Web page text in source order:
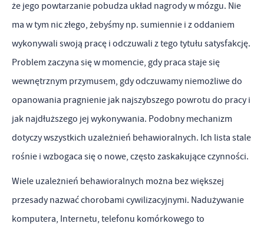
że jego powtarzanie pobudza układ nagrody w mózgu. Nie
ma w tym nic złego, żebyśmy np. sumiennie i z oddaniem
wykonywali swoją pracę i odczuwali z tego tytułu satysfakcję.
Problem zaczyna się w momencie, gdy praca staje się
wewnętrznym przymusem, gdy odczuwamy niemożliwe do
opanowania pragnienie jak najszybszego powrotu do pracy i
jak najdłuższego jej wykonywania. Podobny mechanizm
dotyczy wszystkich uzależnień behawioralnych. Ich lista stale
rośnie i wzbogaca się o nowe, często zaskakujące czynności.
Wiele uzależnień behawioralnych można bez większej
przesady nazwać chorobami cywilizacyjnymi. Nadużywanie
komputera, Internetu, telefonu komórkowego to
logowania czy wypełniania formularzy. Dzięki plikom cookies
strona, z której korzystasz, może działać bez zakłóceń.
Zapoznaj się z POLITYKĄ PRYWATNOŚCI I PLIKÓW COOKIES .
Funkcjonalne i personalizacyjne
Tego typu pliki cookies umożliwiają stronie internetowej
Dzięki tym plikom cookies możemy zapewnić Ci większy komfort
korzystania z funkcjonalności naszej strony poprzez dopasowanie
jej do Twoich indywidualnych preferencji. Wyrażenie zgody na
funkcjonalne i personalizacyjne pliki cookies gwarantuje
Więcej
Analityczne
Analityczne pliki cookies pomagają nam rozwijać się i
wykorzystywania witryny internetowej, miejsca oraz częstotliwości,
Więcej